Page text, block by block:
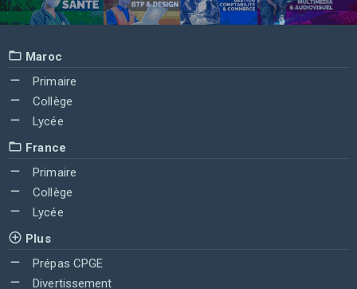
Maroc
Primaire
Collège
Lycée
France
Primaire
Collège
Lycée
Plus
Prépas CPGE
Divertissement